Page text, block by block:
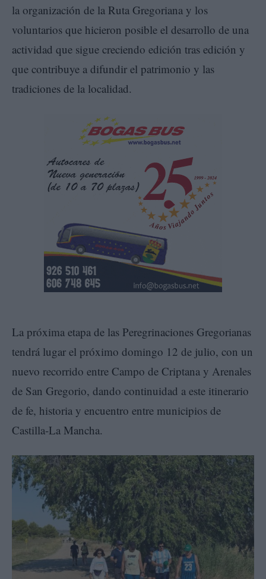
la organización de la Ruta Gregoriana y los
voluntarios que hicieron posible el desarrollo de una
actividad que sigue creciendo edición tras edición y
que contribuye a difundir el patrimonio y las
tradiciones de la localidad.
La próxima etapa de las Peregrinaciones Gregorianas
tendrá lugar el próximo domingo 12 de julio, con un
nuevo recorrido entre Campo de Criptana y Arenales
de San Gregorio, dando continuidad a este itinerario
de fe, historia y encuentro entre municipios de
Castilla-La Mancha.